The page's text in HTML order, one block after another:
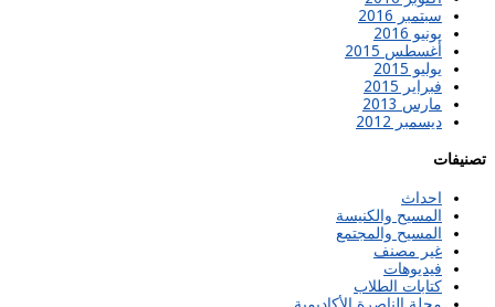
سبتمبر 2016
يونيو 2016
أغسطس 2015
يوليو 2015
فبراير 2015
مارس 2013
ديسمبر 2012
تصنيفات
احداث
المسيح والكنيسة
المسيح والمجتمع
غير مصنف
فيديوهات
كتابات الطلاب